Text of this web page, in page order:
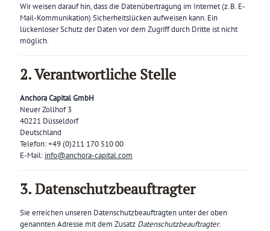
Wir weisen darauf hin, dass die Datenübertragung im Internet (z. B. E-
Mail-Kommunikation) Sicherheitslücken aufweisen kann. Ein
lückenloser Schutz der Daten vor dem Zugriff durch Dritte ist nicht
möglich.
2. Verantwortliche Stelle
Anchora Capital GmbH
Neuer Zollhof 3
40221 Düsseldorf
Deutschland
Telefon: +49 (0)211 170 510 00
E-Mail: info@anchora-capital.com
3. Datenschutzbeauftragter
Sie erreichen unseren Datenschutzbeauftragten unter der oben
genannten Adresse mit dem Zusatz Datenschutzbeauftragter.